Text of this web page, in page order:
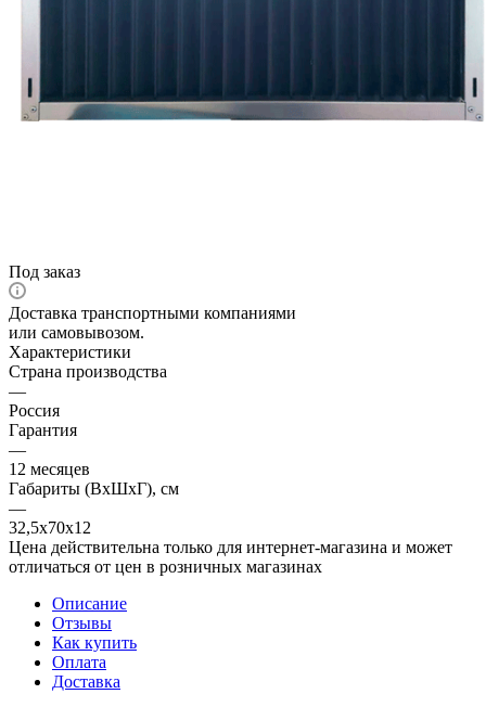
Под заказ
Доставка транспортными компаниями
или самовывозом.
Характеристики
Страна производства
—
Россия
Гарантия
—
12 месяцев
Габариты (ВхШхГ), см
—
32,5х70х12
Цена действительна только для интернет-магазина и может
отличаться от цен в розничных магазинах
Описание
Отзывы
Как купить
Оплата
Доставка